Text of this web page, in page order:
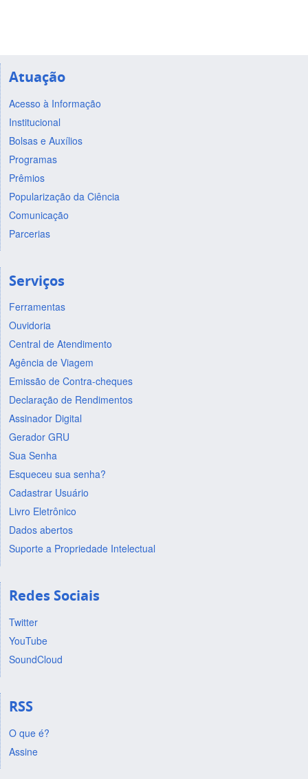
Atuação
Acesso à Informação
Institucional
Bolsas e Auxílios
Programas
Prêmios
Popularização da Ciência
Comunicação
Parcerias
Serviços
Ferramentas
Ouvidoria
Central de Atendimento
Agência de Viagem
Emissão de Contra-cheques
Declaração de Rendimentos
Assinador Digital
Gerador GRU
Sua Senha
Esqueceu sua senha?
Cadastrar Usuário
Livro Eletrônico
Dados abertos
Suporte a Propriedade Intelectual
Redes Sociais
Twitter
YouTube
SoundCloud
RSS
O que é?
Assine